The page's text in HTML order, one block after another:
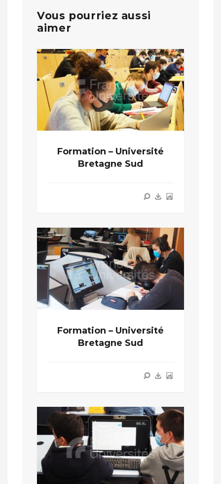
Vous pourriez aussi
aimer
Formation – Université
Bretagne Sud
Formation – Université
Bretagne Sud